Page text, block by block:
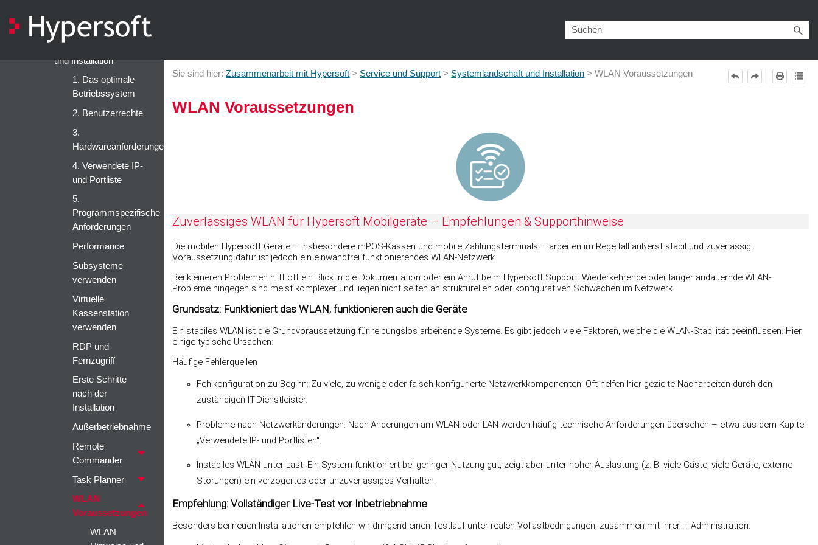
Methoden
und Installation
1. Das optimale
Betriebssystem
2. Benutzerrechte
3.
Hardwareanforderungen
4. Verwendete IP-
und Portliste
5.
Programmspezifische
Anforderungen
Performance
Subsysteme
verwenden
Virtuelle
Kassenstation
verwenden
RDP und
Fernzugriff
Erste Schritte
nach der
Installation
Außerbetriebnahme
Remote
Commander
Task Planner
WLAN
Voraussetzungen
WLAN
Sie sind hier: Zusammenarbeit mit Hypersoft > Service und Support > Systemlandschaft und Installation >WLAN Voraussetzungen
WLAN Voraussetzungen
Zuverlässiges WLAN für Hypersoft Mobilgeräte – Empfehlungen & Supporthinweise
Die mobilen Hypersoft Geräte – insbesondere mPOS-Kassen und mobile Zahlungsterminals – arbeiten im Regelfall äußerst stabil und zuverlässig.
Voraussetzung dafür ist jedoch ein einwandfrei funktionierendes WLAN-Netzwerk.
Bei kleineren Problemen hilft oft ein Blick in die Dokumentation oder ein Anruf beim Hypersoft Support. Wiederkehrende oder länger andauernde WLAN-
Probleme hingegen sind meist komplexer und liegen nicht selten an strukturellen oder konfigurativen Schwächen im Netzwerk.
Grundsatz: Funktioniert das WLAN, funktionieren auch die Geräte
Ein stabiles WLAN ist die Grundvoraussetzung für reibungslos arbeitende Systeme. Es gibt jedoch viele Faktoren, welche die WLAN-Stabilität beeinflussen. Hier
einige typische Ursachen:
Häufige Fehlerquellen
Fehlkonfiguration zu Beginn: Zu viele, zu wenige oder falsch konfigurierte Netzwerkkomponenten. Oft helfen hier gezielte Nacharbeiten durch den
zuständigen IT-Dienstleister.
Probleme nach Netzwerkänderungen: Nach Änderungen am WLAN oder LAN werden häufig technische Anforderungen übersehen – etwa aus dem Kapitel
„Verwendete IP- und Portlisten“.
Instabiles WLAN unter Last: Ein System funktioniert bei geringer Nutzung gut, zeigt aber unter hoher Auslastung (z. B. viele Gäste, viele Geräte, externe
Störungen) ein verzögertes oder unzuverlässiges Verhalten.
Empfehlung: Vollständiger Live-Test vor Inbetriebnahme
Besonders bei neuen Installationen empfehlen wir dringend einen Testlauf unter realen Vollastbedingungen, zusammen mit Ihrer IT-Administration: